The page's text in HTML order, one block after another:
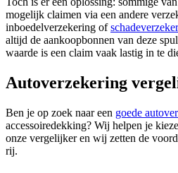
mogelijk claimen via een andere
inboedelverzekering of
altijd de aankoopbonnen van deze
waarde is een claim vaak lastig in te
Autoverzekering
Ben je op zoek naar een goede
accessoiredekking? Wij helpen je
onze vergelijker en wij zetten de
rij.